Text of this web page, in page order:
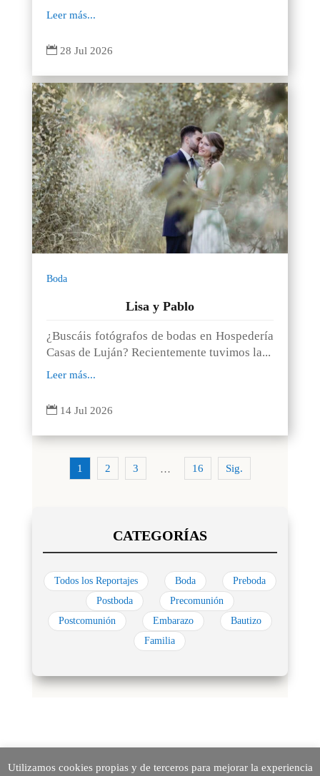
Leer más...
 28 Jul 2026
Boda
Lisa y Pablo
¿Buscáis fotógrafos de bodas en Hospedería
Casas de Luján? Recientemente tuvimos la...
Leer más...
 14 Jul 2026
1 2 3 … 16 Sig.
Todos los Reportajes Boda
Preboda
Postboda
Precomunión
Postcomunión
Embarazo
Bautizo
Familia
Utilizamos cookies propias y de terceros para mejorar la experiencia